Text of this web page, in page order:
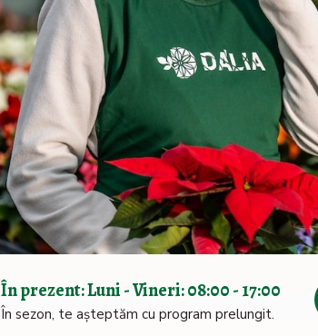
În prezent: Luni - Vineri: 08:00 - 17:00
În sezon, te așteptăm cu program prelungit.